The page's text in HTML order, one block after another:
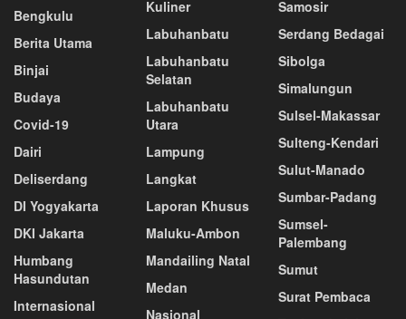
Bengkulu
Berita Utama
Binjai
Budaya
Covid-19
Dairi
Deliserdang
DI Yogyakarta
DKI Jakarta
Humbang
Hasundutan
Internasional
Kuliner
Labuhanbatu
Labuhanbatu
Selatan
Labuhanbatu
Utara
Lampung
Langkat
Laporan Khusus
Maluku-Ambon
Mandailing Natal
Medan
Nasional
Samosir
Serdang Bedagai
Sibolga
Simalungun
Sulsel-Makassar
Sulteng-Kendari
Sulut-Manado
Sumbar-Padang
Sumsel-
Palembang
Sumut
Surat Pembaca